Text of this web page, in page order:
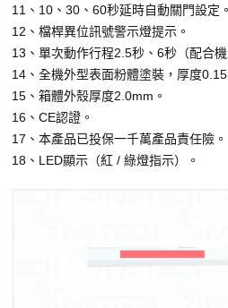
11、10、30、60秒延時自動關門設定。
12、檔桿異位訊號警示燈提示。
13、單次動作行程2.5秒、6秒（配合機
14、全機外型表面粉體塗裝，厚度
15、箱體外殼厚度2.0mm。
16、CE認證。
17、本產品已投保一千萬產品責任險。
18、LED顯示（紅 / 綠燈指示）。